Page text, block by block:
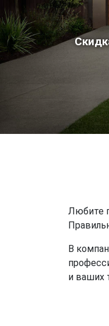
Любите
В
и ваших